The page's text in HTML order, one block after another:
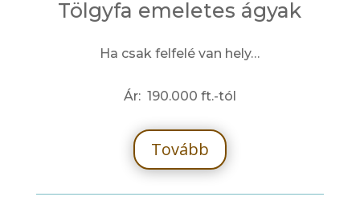
Tölgyfa emeletes ágyak
Ha csak felfelé van hely…
Ár: 190.000 ft.-tól
Tovább